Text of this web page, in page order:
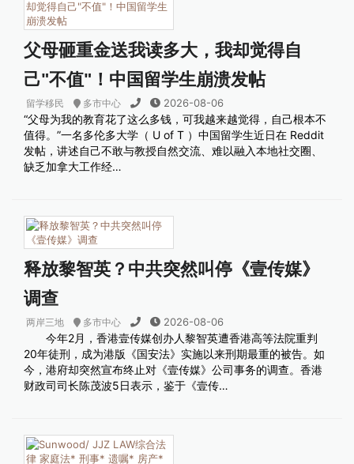
父母砸重金送我读多大，我却觉得自
己"不值"！中国留学生崩溃发帖
留学移民 多市中心 2026-08-06
“父母为我的教育花了这么多钱，可我越来越觉得，自己根本不
值得。”一名多伦多大学（ U of T ）中国留学生近日在 Reddit
发帖，讲述自己不敢与教授自然交流、难以融入本地社交圈、
缺乏加拿大工作经…
释放黎智英？中共突然叫停《壹传媒》
调查
两岸三地 多市中心 2026-08-06
今年2月，香港壹传媒创办人黎智英遭香港高等法院重判
20年徒刑，成为港版《国安法》实施以来刑期最重的被告。如
今，港府却突然宣布终止对《壹传媒》公司事务的调查。香港
财政司司长陈茂波5日表示，鉴于《壹传…